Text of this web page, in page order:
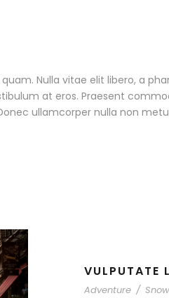
Nulla vitae elit libero, a
at eros. Praesent
ullamcorper nulla non
VULPUTATE
Adventure / Snow